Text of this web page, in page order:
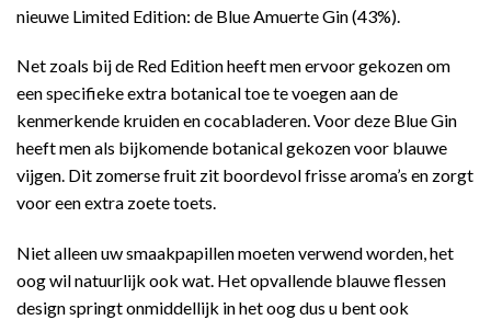
nieuwe Limited Edition: de Blue AmuerteGin (43%).
Net zoals bij de Red Edition heeft men ervoor gekozen om
een specifieke extra botanical toe te voegen aan de
kenmerkende kruiden en cocabladeren. Voor deze Blue Gin
heeft men als bijkomende botanical gekozen voor blauwe
vijgen. Dit zomerse fruit zit boordevol frisse aroma’s en zorgt
voor een extra zoete toets.
Niet alleen uw smaakpapillen moeten verwend worden, het
oog wil natuurlijk ook wat. Het opvallende blauwe flessen
design springt onmiddellijk in het oog dus u bent ook